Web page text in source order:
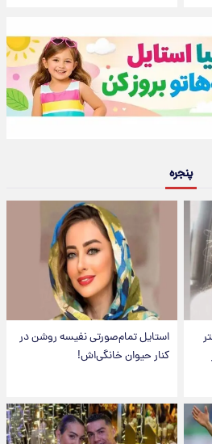
پنجره
استایل تمام‌صورتی نفیسه روشن در
کنار حیوان خانگی‌اش!